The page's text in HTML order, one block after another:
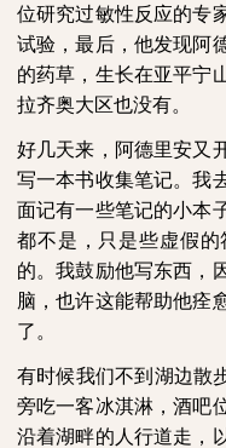
位研究过敏性反应的专
试验，最后，他发现阿
的药草，生长在亚平宁
拉齐奥大区也没有。
好几天来，阿德里安又
写一本书收集笔记。我
面记有一些笔记的小本
都不是，只是些虚假
的。我鼓励他写东西，
脑，也许这能帮助他痊
了。
有时候我们不到湖边散
旁吃一客冰淇淋，酒吧
沿着湖畔的人行道走，